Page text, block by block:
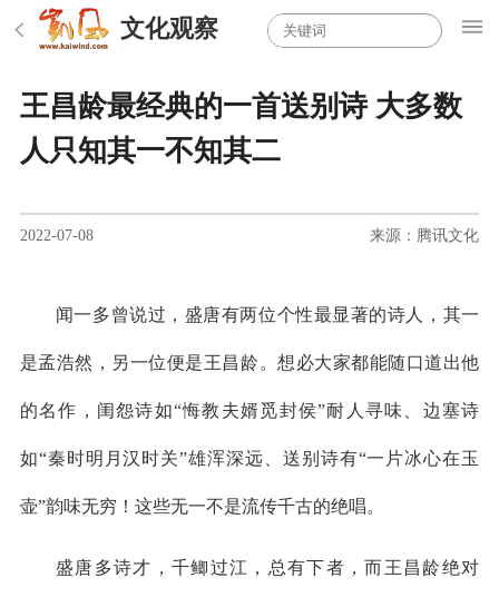
文化观察
王昌龄最经典的一首送别诗 大多数
人只知其一不知其二
2022-07-08 来源：腾讯文化
闻一多曾说过，盛唐有两位个性最显著的诗人，其一
是孟浩然，另一位便是王昌龄。想必大家都能随口道出他
的名作，闺怨诗如“悔教夫婿觅封侯”耐人寻味、边塞诗
如“秦时明月汉时关”雄浑深远、送别诗有“一片冰心在玉
壶”韵味无穷！这些无一不是流传千古的绝唱。
盛唐多诗才，千鲫过江，总有下者，而王昌龄绝对